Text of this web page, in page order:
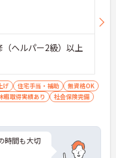
ヘルパー2級）以上
げ 住宅手当・補助
無資格OK
暇取得実績あり
社会保険完備
時間も大切